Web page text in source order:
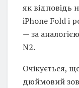
як відповідь
iPhone Fold і
— за
N2.
Очікується,
дюймовий